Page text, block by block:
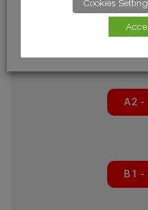
A1 -
A2 -
B1 -
Cookies